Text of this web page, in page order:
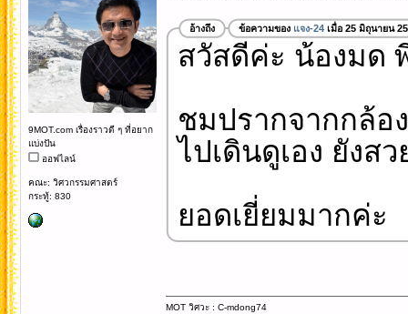
9MOT.com เรื่องราวดี ๆ ที่อยาก
แบ่งปัน
ออฟไลน์
คณะ: วิศวกรรมศาสตร์
กระทู้: 830
อ้างถึง ข้อความของ แจง-24เมื่อ 25 มิถุนายน
สวัสดีค่ะ น้องมด
ชมปรากจากกล้อ
ไปเดินดูเอง ยังส
ยอดเยี่ยมมากค่ะ
MOT วิศวะ : C-mdong74